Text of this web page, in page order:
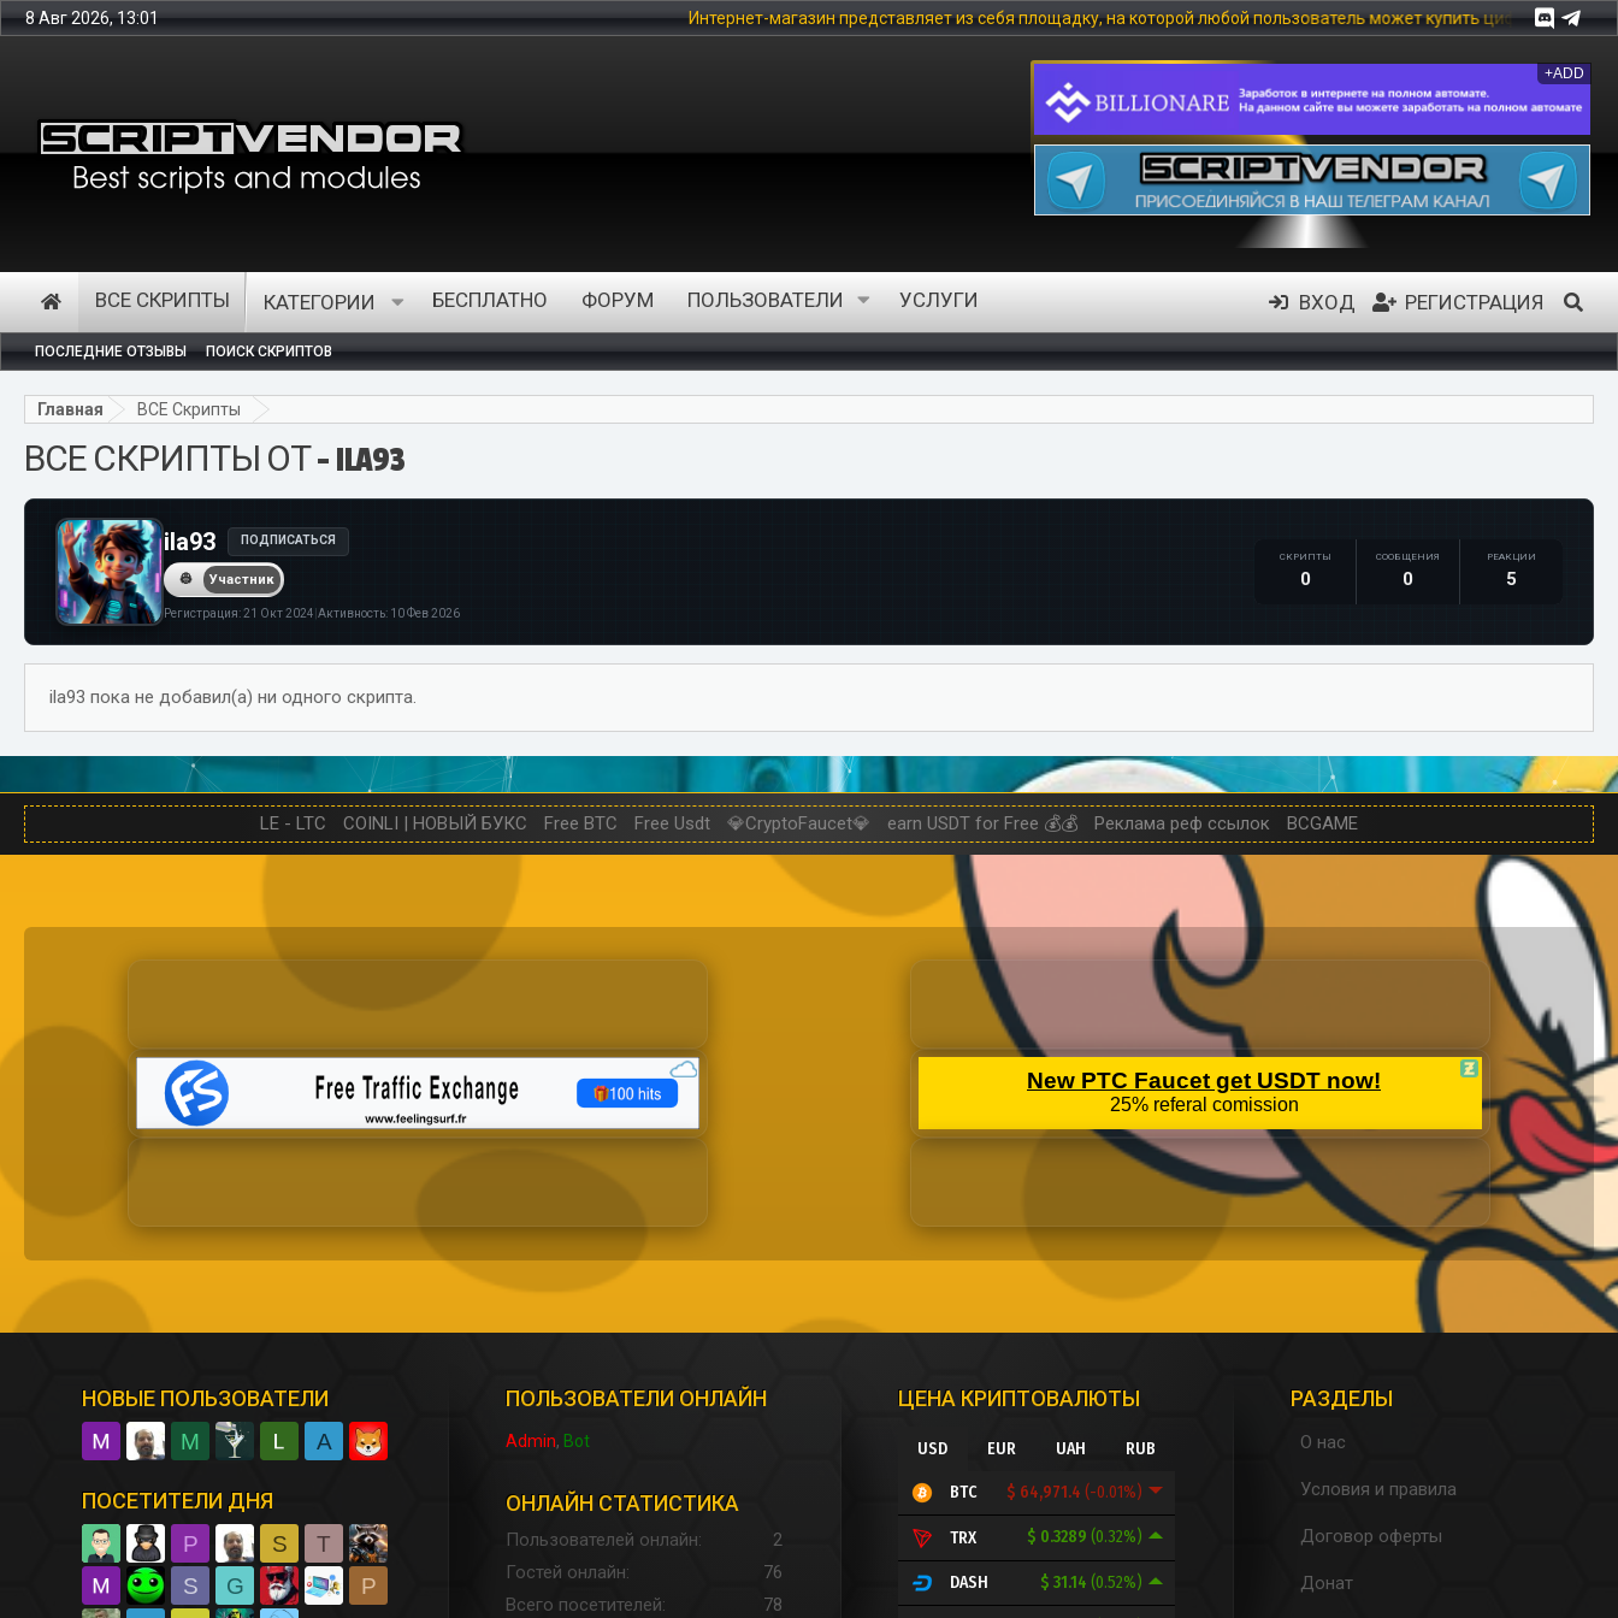
8 Авг 2026, 13:01 Интернет-магазин представляет из себя площадку, на которой любой пользователь может купить цифровой товар, в
+ADD
ВСЕ СКРИПТЫ КАТЕГОРИИ БЕСПЛАТНО ФОРУМ ПОЛЬЗОВАТЕЛИ УСЛУГИ ВХОД РЕГИСТРАЦИЯ
ПОСЛЕДНИЕ ОТЗЫВЫ ПОИСК СКРИПТОВ
Главная ВСЕ Скрипты
ВСЕ СКРИПТЫ ОТ - ILA93
ila93 ПОДПИСАТЬСЯ
Участник
Регистрация:21 Окт 2024 Активность: 10 Фев 2026
СКРИПТЫ
0
СООБЩЕНИЯ
0
РЕАКЦИИ
5
ila93 пока не добавил(а) ни одного скрипта.
LE - LTC COINLI | НОВЫЙ БУКС Free BTC Free Usdt 💎CryptoFaucet💎 earn USDT for Free 💰💰 Реклама реф ссылок BCGAME
НОВЫЕ ПОЛЬЗОВАТЕЛИ
M A
ПОСЕТИТЕЛИ ДНЯ
P S
T
S
G
P
ПОЛЬЗОВАТЕЛИ ОНЛАЙН
Admin Bot
ОНЛАЙН СТАТИСТИКА
Пользователей онлайн
2
Гостей онлайн
76
Всего посетителей
78
ЦЕНА КРИПТОВАЛЮТЫ
USD EUR UAH RUB
$ 64,971.4(-0.01%)
BTC
$ 0.3289(0.32%)
TRX
$ 31.14(0.52%)
DASH
РАЗДЕЛЫ
О нас
Условия и правила
Договор оферты
Донат